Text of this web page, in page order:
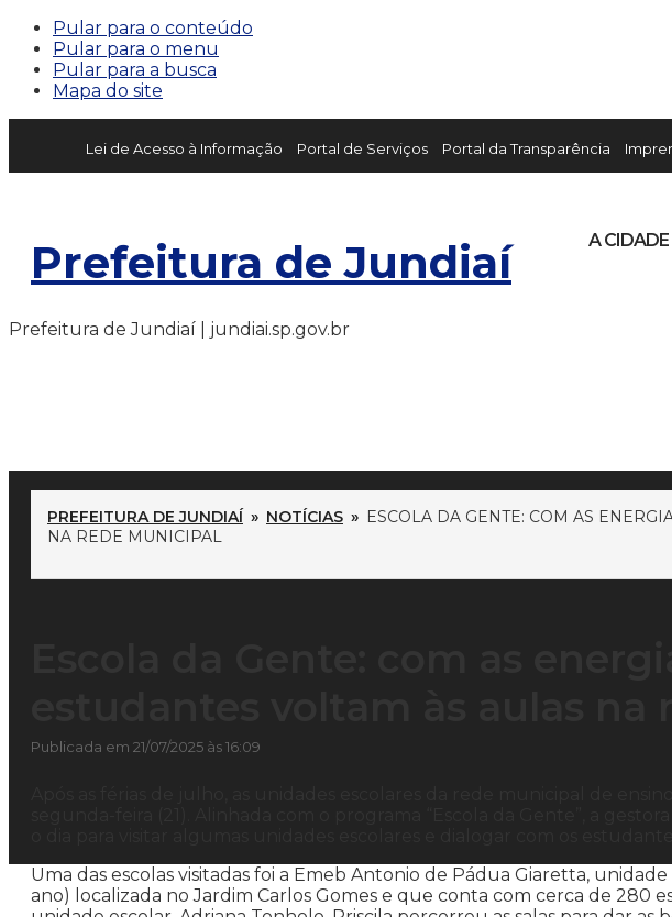
Pular para o conteúdo
Pular para o menu
Pular para a busca
Mapa do site
Lei de Acesso à Informação Portal de Serviços Portal da Transparência
Prefeitura de Jundiaí A CIDADE
Prefeitura de Jundiaí | jundiai.sp.gov.br
PREFEITURA DE JUNDIAÍ » NOTÍCIAS » ESCOLA DA GENTE: COM AS
NA REDE MUNICIPAL
Publicada em 21/07/2025 às 16:09
Uma das escolas visitadas foi a Emeb Antonio de Pádua Giaretta,
ano) localizada no Jardim Carlos Gomes e que conta com cerca de 280